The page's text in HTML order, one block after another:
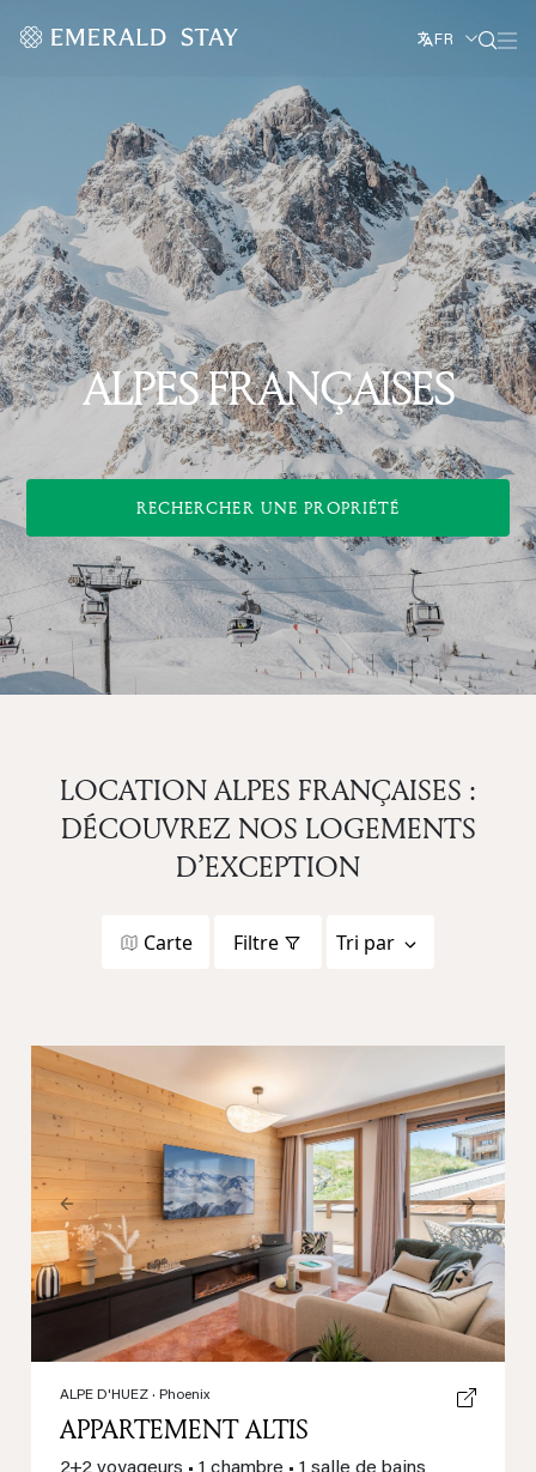
FR
ALPES FRANÇAISES
RECHERCHER UNE PROPRIÉTÉ
LOCATION ALPES FRANÇAISES :
DÉCOUVREZ NOS LOGEMENTS
D’EXCEPTION
Carte Filtre Tri par
Previous Next
ALPE D'HUEZ · Phoenix
APPARTEMENT ALTIS